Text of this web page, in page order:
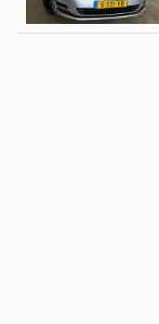
Leeuwarden